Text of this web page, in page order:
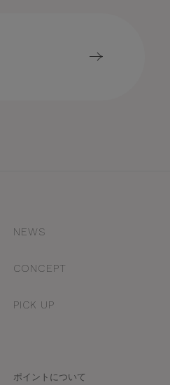
NEWS
CONCEPT
PICK UP
ポイントについて